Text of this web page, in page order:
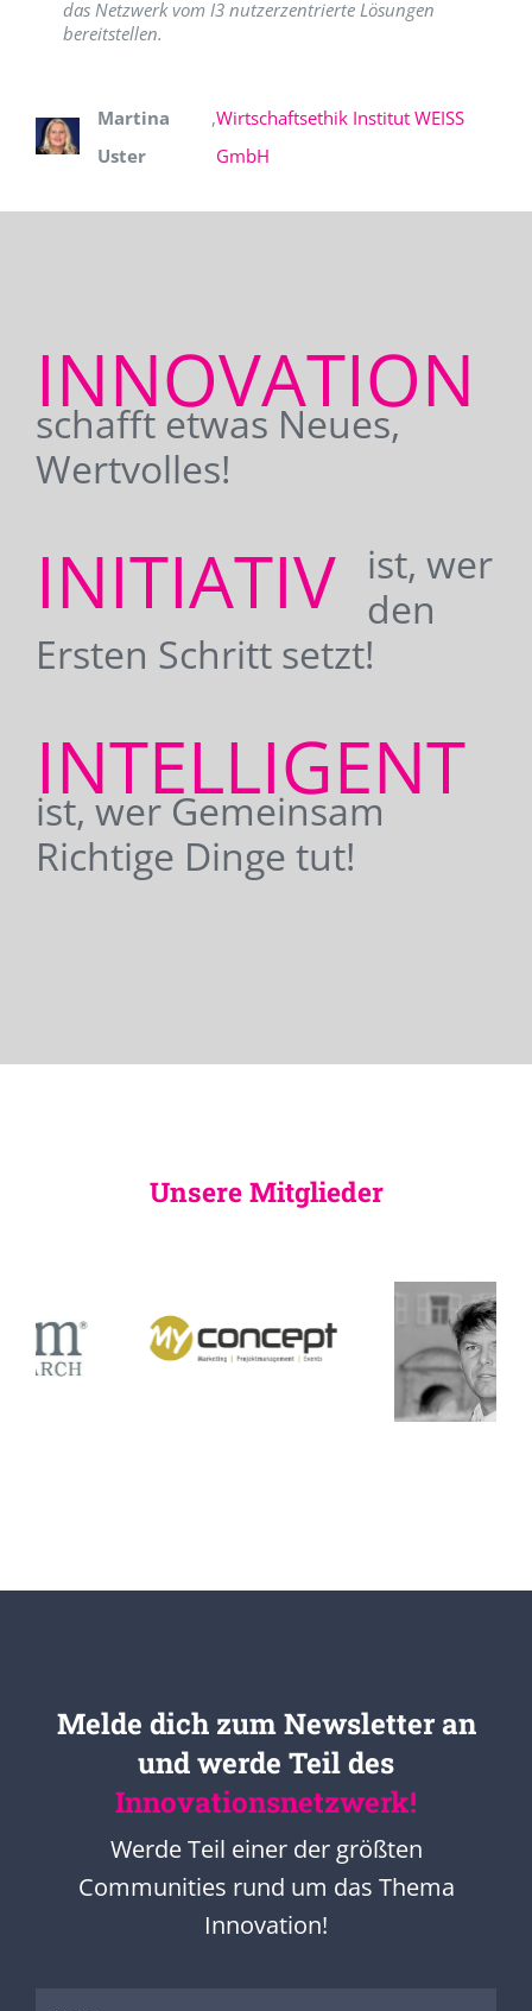
das Netzwerk vom I3 nutzerzentrierte Lösungen
bereitstellen.
Martina
Uster
,Wirtschaftsethik Institut WEISS
GmbH
INNOVATION
schafft etwas Neues,
Wertvolles!
INITIATIV
ist, wer
den
Ersten Schritt setzt!
INTELLIGENT
ist, wer Gemeinsam
Richtige Dinge tut!
Unsere Mitglieder
Melde dich zum Newsletter an
und werde Teil des
Innovationsnetzwerk!
Werde Teil einer der größten
Communities rund um das Thema